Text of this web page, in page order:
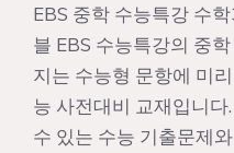
EBS 중학 수능특강 수
블 EBS 수능특강의 중
지는 수능형 문항에 미
능 사전대비 교재입니
수 있는 수능 기출문제